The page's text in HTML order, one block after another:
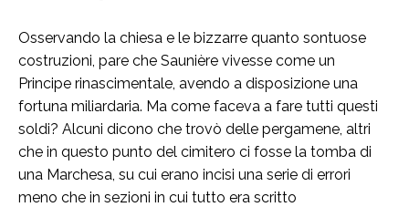
Osservando la chiesa e le bizzarre quanto sontuose
costruzioni, pare che Saunière vivesse come un
Principe rinascimentale, avendo a disposizione una
fortuna miliardaria. Ma come faceva a fare tutti questi
soldi? Alcuni dicono che trovò delle pergamene, altri
che in questo punto del cimitero ci fosse la tomba di
una Marchesa, su cui erano incisi una serie di errori
meno che in sezioni in cui tutto era scritto